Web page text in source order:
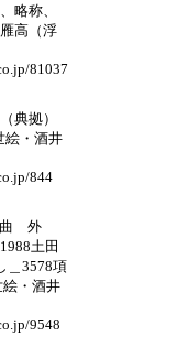
略称、
高（浮
81037
典拠）
・酒井
844
曲 外
土田
＿3578項
・酒井
9548